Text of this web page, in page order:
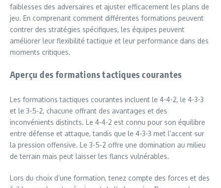
faiblesses des adversaires et ajuster efficacement les plans de
jeu. En comprenant comment différentes formations peuvent
contrer des stratégies spécifiques, les équipes peuvent
améliorer leur flexibilité tactique et leur performance dans des
moments critiques.
Aperçu des formations tactiques courantes
Les formations tactiques courantes incluent le 4-4-2, le 4-3-3
et le 3-5-2, chacune offrant des avantages et des
inconvénients distincts. Le 4-4-2 est connu pour son équilibre
entre défense et attaque, tandis que le 4-3-3 met l’accent sur
la pression offensive. Le 3-5-2 offre une domination au milieu
de terrain mais peut laisser les flancs vulnérables.
Lors du choix d’une formation, tenez compte des forces et des